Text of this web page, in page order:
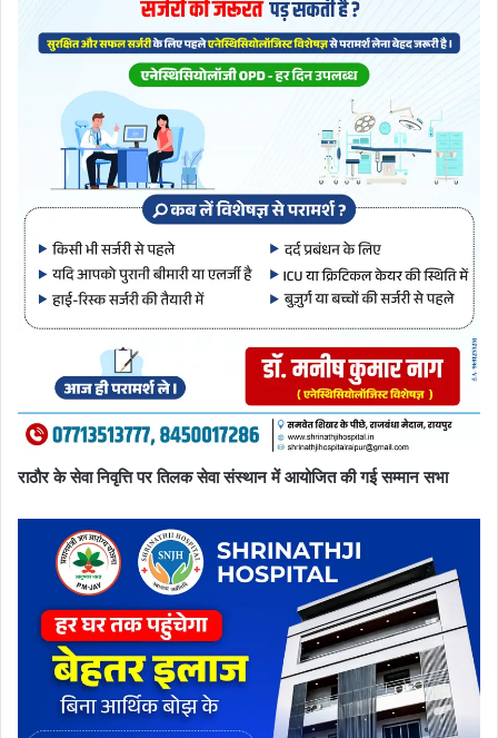
राठौर के सेवा निवृत्ति पर तिलक सेवा संस्थान में आयोजित की गई सम्मान सभा